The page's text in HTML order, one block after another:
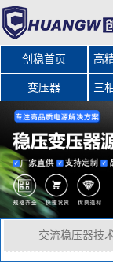
创稳首页 高
变压器 三
交流稳压器技